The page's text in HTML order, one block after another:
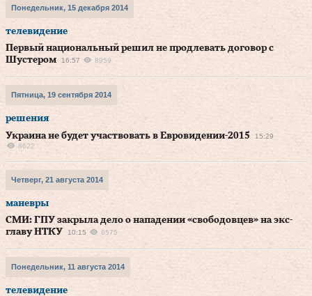
Понедельник, 15 декабря 2014
телевидение
Первый национальный решил не продлевать договор с
Шустером
16:57 8959
Пятница, 19 сентября 2014
решения
Украина не будет участвовать в Евровидении-2015
15:29
8622
Четверг, 21 августа 2014
маневры
СМИ: ГПУ закрыла дело о нападении «свободовцев» на экс-
главу НТКУ
10:15 6575
Понедельник, 11 августа 2014
телевидение